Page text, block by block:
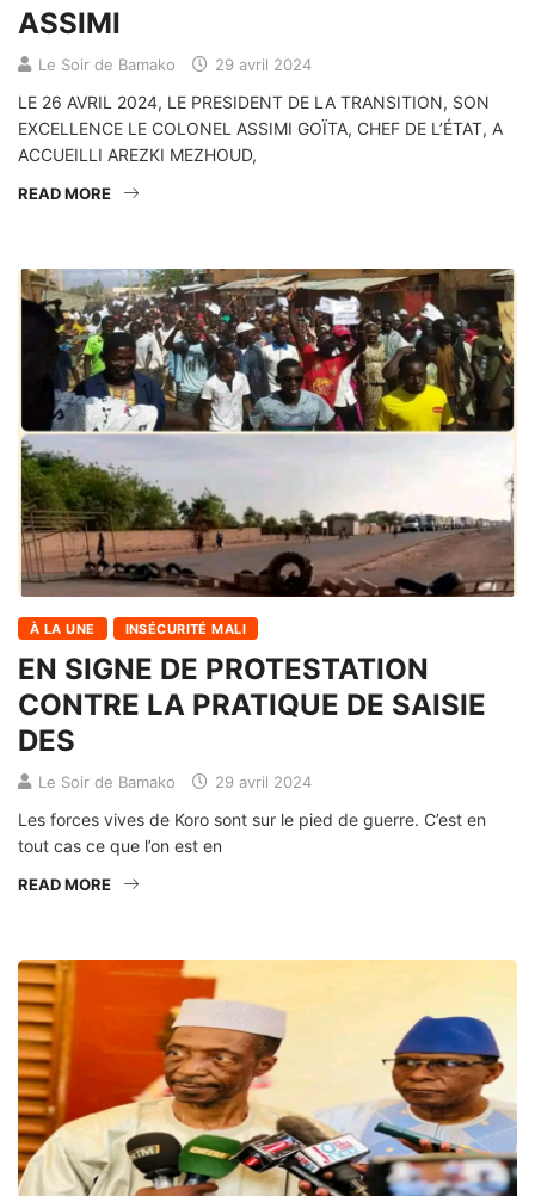
ASSIMI
Le Soir de Bamako 29 avril 2024
LE 26 AVRIL 2024, LE PRESIDENT DE LA TRANSITION, SON
EXCELLENCE LE COLONEL ASSIMI GOÏTA, CHEF DE L’ÉTAT, A
ACCUEILLI AREZKI MEZHOUD,
READ MORE
À LA UNE INSÉCURITÉ MALI
EN SIGNE DE PROTESTATION
CONTRE LA PRATIQUE DE SAISIE
DES
Le Soir de Bamako 29 avril 2024
Les forces vives de Koro sont sur le pied de guerre. C’est en
tout cas ce que l’on est en
READ MORE